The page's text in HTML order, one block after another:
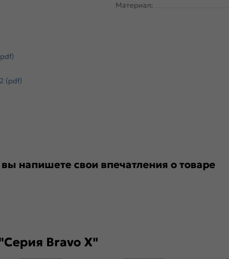
Материал:
(pdf)
напишете свои впечатления о товаре
Bravo X"